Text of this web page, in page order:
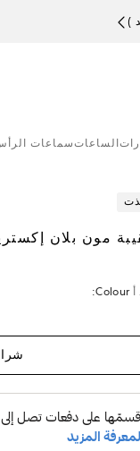
الساعاتسماعات
مون بلان إكستريم
أColour: